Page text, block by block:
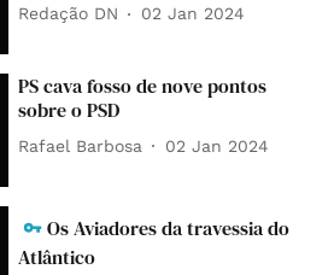
Redação DN 02 Jan 2024
PS cava fosso de nove pontos
sobre o PSD
Rafael Barbosa 02 Jan 2024
Os Aviadores da travessia do
Atlântico